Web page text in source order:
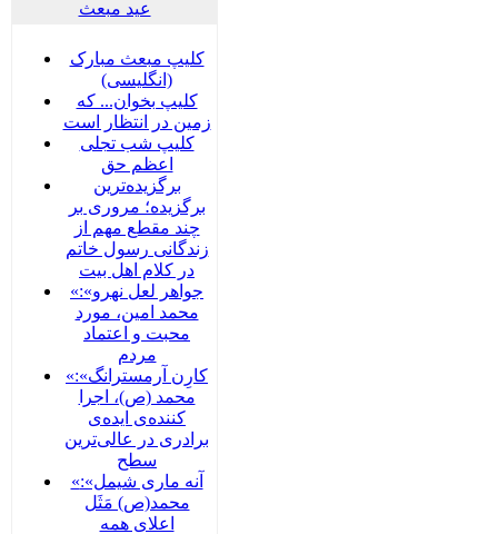
عید مبعث
کلیپ مبعث مبارک
(انگلیسی)
کلیپ بخوان... که
زمین در انتظار است
کلیپ شب تجلی
اعظم حق
برگزیده‌ترین
برگزیده؛ مروری بر
چند مقطع مهم از
زندگانی رسول خاتم
در کلام اهل بیت
«جواهر لعل نهرو»:
محمد امین، مورد
محبت و اعتماد
مردم
«کارِن آرمسترانگ»:
محمد (ص)، اجرا
کننده‌ی ایده‌ی
برادری در عالی‌ترین
سطح
«آنه ماری شیمل»:
محمد(ص) مَثَل
اعلای همه